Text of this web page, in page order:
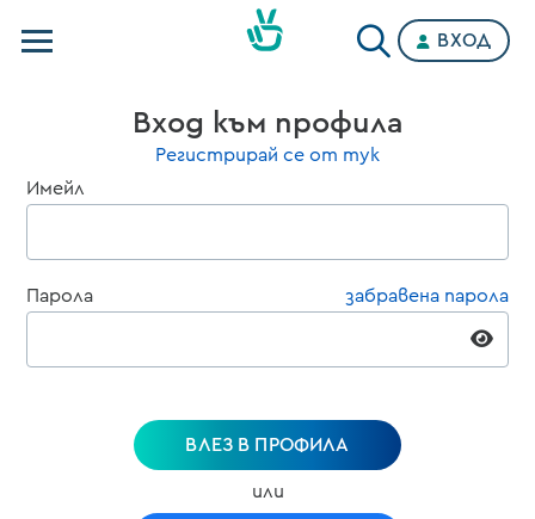
Категории
ВХОД
Вход към профила
Регистрирай се от тук
Имейл
Парола забравена парола
ВЛЕЗ В ПРОФИЛА
или